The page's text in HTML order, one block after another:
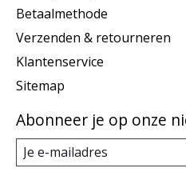
Betaalmethode
Verzenden & retourneren
Klantenservice
Sitemap
Abonneer je op onze